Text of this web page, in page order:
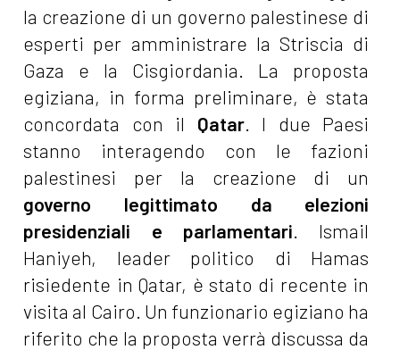
la creazione di un governo palestinese di
esperti per amministrare la Striscia di
Gaza e la Cisgiordania. La proposta
egiziana, in forma preliminare, è stata
concordata con il Qatar. I due Paesi
stanno interagendo con le fazioni
palestinesi per la creazione di un
governo legittimato da elezioni
presidenziali e parlamentari. Ismail
Haniyeh, leader politico di Hamas
risiedente in Qatar, è stato di recente in
visita al Cairo. Un funzionario egiziano ha
riferito che la proposta verrà discussa da